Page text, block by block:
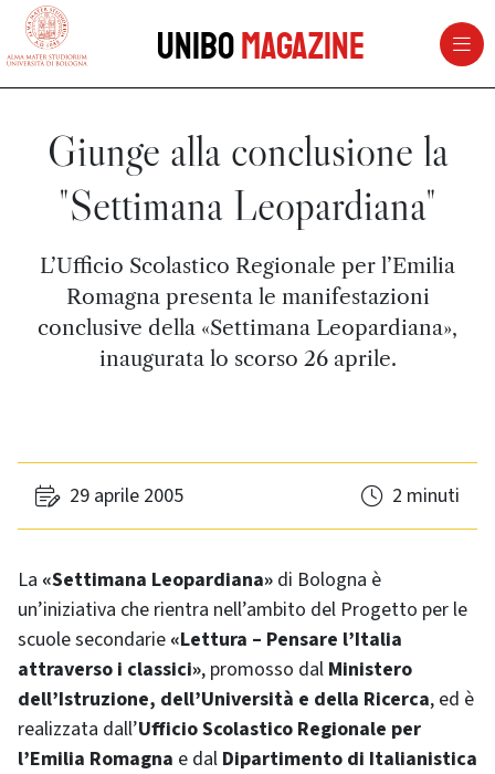
vai al contenuto della pagina
UniboMagazine
Giunge alla conclusione la
"Settimana Leopardiana"
L’Ufficio Scolastico Regionale per l’Emilia
Romagna presenta le manifestazioni
conclusive della «Settimana Leopardiana»,
inaugurata lo scorso 26 aprile.
29 aprile 2005 2 minuti
La «Settimana Leopardiana» di Bologna è
un’iniziativa che rientra nell’ambito del Progetto per le
scuole secondarie «Lettura – Pensare l’Italia
attraverso i classici», promosso dal Ministero
dell’Istruzione, dell’Università e della Ricerca, ed è
realizzata dall’Ufficio Scolastico Regionale per
l’Emilia Romagna e dal Dipartimento di Italianistica